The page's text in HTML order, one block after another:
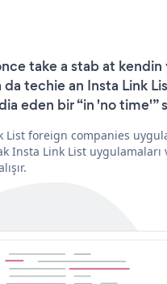
take a stab at
techie an Insta Link
eden bir “in 'no time'”
List foreign companies
Insta Link List uygulamaları